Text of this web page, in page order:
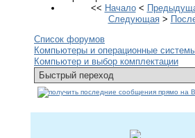
<< Начало<
Следующая>
Список форумов
Компьютеры и операционные
Компьютер и выбор комплектации